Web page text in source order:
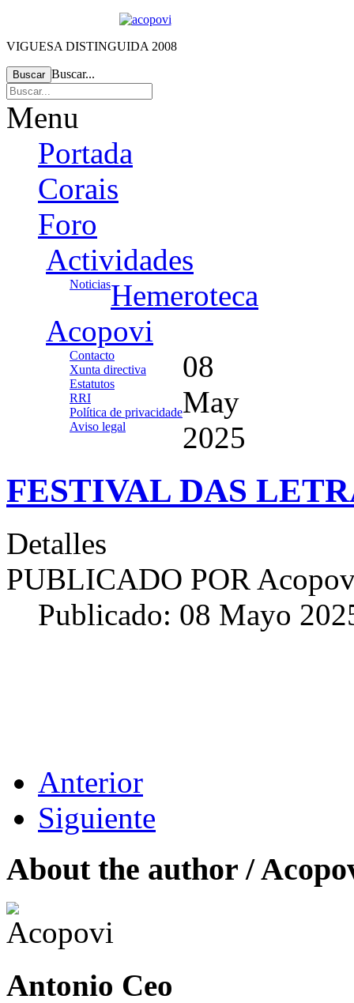
VIGUESA DISTINGUIDA 2008
Buscar Buscar...
Menu
Portada
Corais
Foro
Actividades
NoticiasHemeroteca
Acopovi
Contacto
Xunta directiva
Estatutos
RRI
Política de privacidade
Aviso legal
08
May
2025
FESTIVAL DAS
Detalles
PUBLICADO POR
Publicado: 08 Mayo
Anterior
Siguiente
About the author /
Antonio Ceo